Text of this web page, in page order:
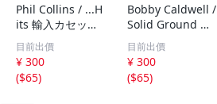
Phil Collins / ...H
its 輸入カセット
テープ
目前出價
¥ 300
($65)
Bobby Caldwell /
Solid Ground 輸
入カセットテープ
目前出價
¥ 300
($65)